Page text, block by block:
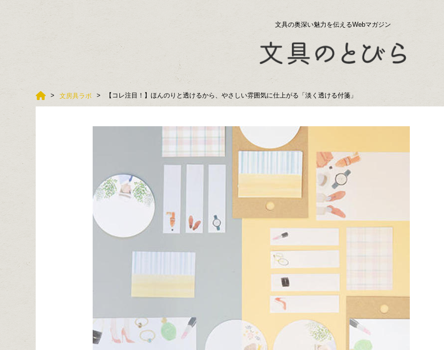
文具の奥深い魅力を伝えるWebマガジン
文房具ラボ 【コレ注目！】ほんのりと透けるから、やさしい雰囲気に仕上がる「淡く透ける付箋」